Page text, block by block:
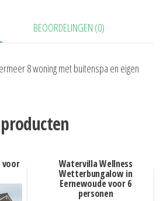
BEOORDELINGEN (0)
8 woning met buitenspa en eigen
voor Watervilla Wellness
Wetterbungalow in
Eernewoude voor 6
personen